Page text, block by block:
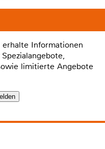
Informationen
limitierte Angebote